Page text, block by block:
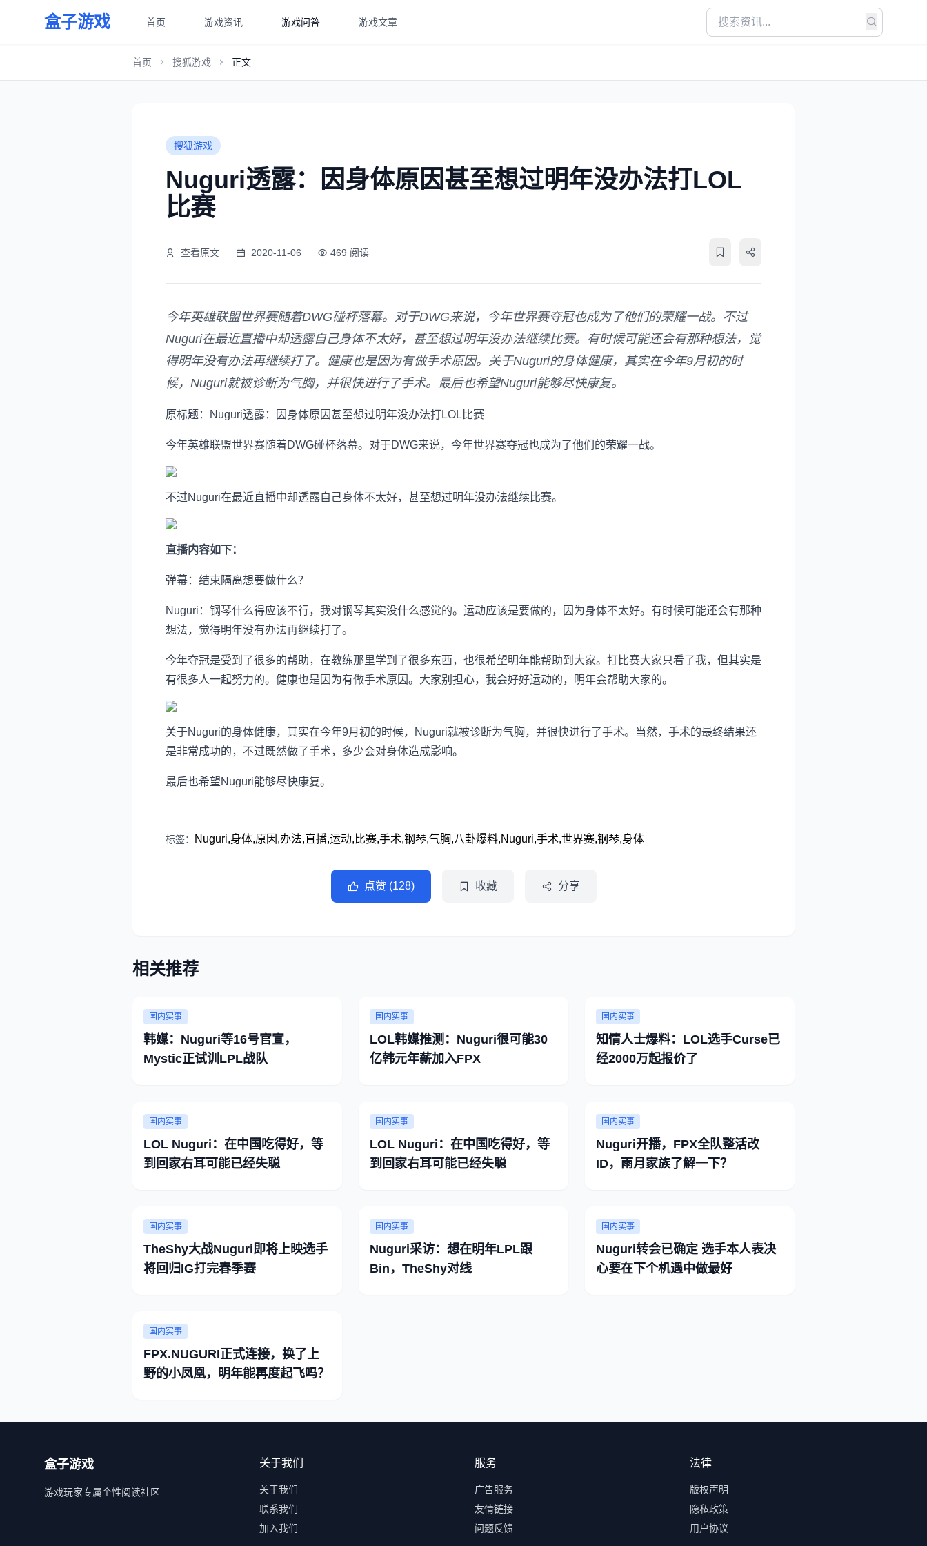
盒子游戏 首页 游戏资讯 游戏问答 游戏文章
首页 搜狐游戏 正文
搜狐游戏
Nuguri透露：因身体原因甚至想过明年没办法打LOL
比赛
查看原文 2020-11-06 469 阅读
今年英雄联盟世界赛随着DWG碰杯落幕。对于DWG来说，今年世界赛夺冠也成为了他们的荣耀一战。不过
Nuguri在最近直播中却透露自己身体不太好，甚至想过明年没办法继续比赛。有时候可能还会有那种想法，觉
得明年没有办法再继续打了。健康也是因为有做手术原因。关于Nuguri的身体健康，其实在今年9月初的时
候，Nuguri就被诊断为气胸，并很快进行了手术。最后也希望Nuguri能够尽快康复。
原标题：Nuguri透露：因身体原因甚至想过明年没办法打LOL比赛
今年英雄联盟世界赛随着DWG碰杯落幕。对于DWG来说，今年世界赛夺冠也成为了他们的荣耀一战。
不过Nuguri在最近直播中却透露自己身体不太好，甚至想过明年没办法继续比赛。
直播内容如下：
弹幕：结束隔离想要做什么？
Nuguri：钢琴什么得应该不行，我对钢琴其实没什么感觉的。运动应该是要做的，因为身体不太好。有时候可能还会有那种
想法，觉得明年没有办法再继续打了。
今年夺冠是受到了很多的帮助，在教练那里学到了很多东西，也很希望明年能帮助到大家。打比赛大家只看了我，但其实是
有很多人一起努力的。健康也是因为有做手术原因。大家别担心，我会好好运动的，明年会帮助大家的。
关于Nuguri的身体健康，其实在今年9月初的时候，Nuguri就被诊断为气胸，并很快进行了手术。当然，手术的最终结果还
是非常成功的，不过既然做了手术，多少会对身体造成影响。
最后也希望Nuguri能够尽快康复。
标签： Nuguri,身体,原因,办法,直播,运动,比赛,手术,钢琴,气胸,八卦爆料,Nuguri,手术,世界赛,钢琴,身体
点赞 (128) 收藏 分享
相关推荐
国内实事
韩媒：Nuguri等16号官宣，
Mystic正试训LPL战队
国内实事
LOL韩媒推测：Nuguri很可能30
亿韩元年薪加入FPX
国内实事
知情人士爆料：LOL选手Curse已
经2000万起报价了
国内实事
LOL Nuguri：在中国吃得好，等
到回家右耳可能已经失聪
国内实事
LOL Nuguri：在中国吃得好，等
到回家右耳可能已经失聪
国内实事
Nuguri开播，FPX全队整活改
ID，雨月家族了解一下？
国内实事
TheShy大战Nuguri即将上映选手
将回归IG打完春季赛
国内实事
Nuguri采访：想在明年LPL跟
Bin，TheShy对线
国内实事
Nuguri转会已确定 选手本人表决
心要在下个机遇中做最好
国内实事
FPX.NUGURI正式连接，换了上
野的小凤凰，明年能再度起飞吗？
盒子游戏
游戏玩家专属个性阅读社区
关于我们
关于我们
联系我们
加入我们
服务
广告服务
友情链接
问题反馈
法律
版权声明
隐私政策
用户协议